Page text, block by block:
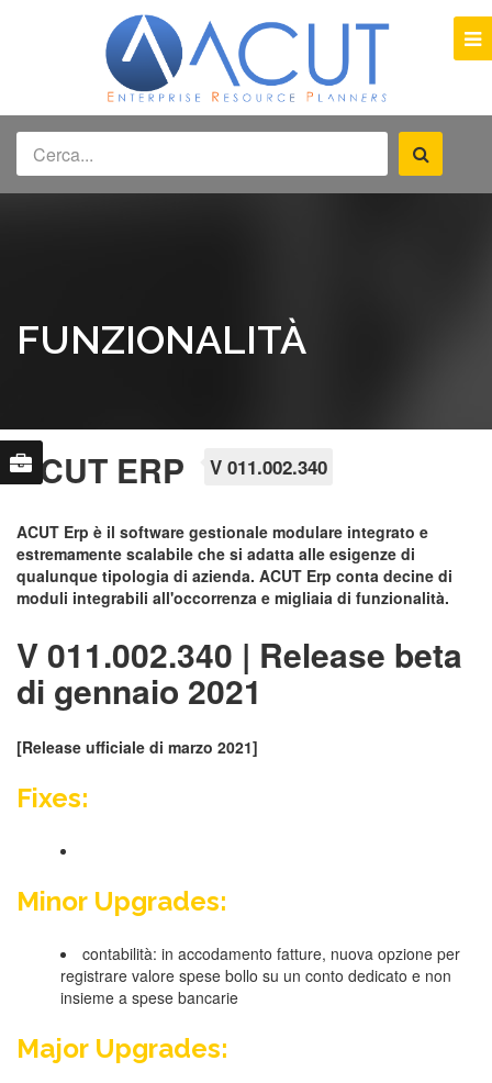
FUNZIONALITÀ
ACUT ERP V 011.002.340
ACUT Erp è il software gestionale modulare integrato e
estremamente scalabile che si adatta alle esigenze di
qualunque tipologia di azienda. ACUT Erp conta decine di
moduli integrabili all'occorrenza e migliaia di funzionalità.
V 011.002.340 | Release beta
di gennaio 2021
[Release ufficiale di marzo 2021]
Fixes:
Minor Upgrades:
contabilità: in accodamento fatture, nuova opzione per
registrare valore spese bollo su un conto dedicato e non
insieme a spese bancarie
Major Upgrades: